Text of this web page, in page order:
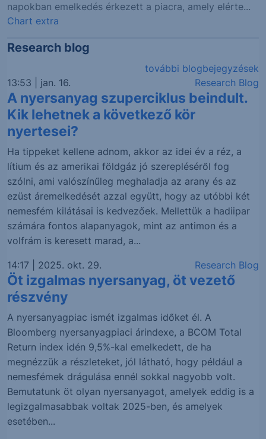
napokban emelkedés érkezett a piacra, amely elérte...
Chart extra
Research blog
további blogbejegyzések
13:53 | jan. 16.
Research Blog
A nyersanyag szuperciklus beindult.
Kik lehetnek a következő kör
nyertesei?
Ha tippeket kellene adnom, akkor az idei év a réz, a
lítium és az amerikai földgáz jó szerepléséről fog
szólni, ami valószínűleg meghaladja az arany és az
ezüst áremelkedését azzal együtt, hogy az utóbbi két
nemesfém kilátásai is kedvezőek. Mellettük a hadiipar
számára fontos alapanyagok, mint az antimon és a
volfrám is keresett marad, a...
14:17 | 2025. okt. 29. Research Blog
Öt izgalmas nyersanyag, öt vezető
részvény
A nyersanyagpiac ismét izgalmas időket él. A
Bloomberg nyersanyagpiaci árindexe, a BCOM Total
Return index idén 9,5%-kal emelkedett, de ha
megnézzük a részleteket, jól látható, hogy például a
nemesfémek drágulása ennél sokkal nagyobb volt.
Bemutatunk öt olyan nyersanyagot, amelyek eddig is a
legizgalmasabbak voltak 2025-ben, és amelyek
esetében...